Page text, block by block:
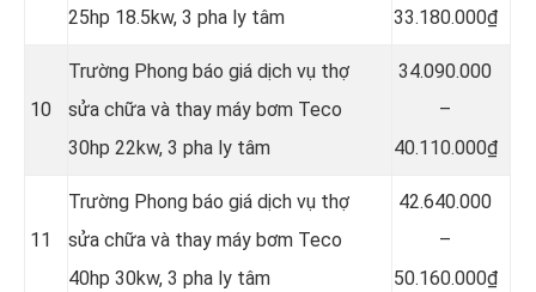
25hp 18.5kw, 3 pha ly tâm
33.180.000₫
10
Trường Phong báo giá dịch vụ thợ
sửa chữa và thay máy bơm Teco
30hp 22kw, 3 pha ly tâm
34.090.000
–
40.110.000₫
11
Trường Phong báo giá dịch vụ thợ
sửa chữa và thay máy bơm Teco
40hp 30kw, 3 pha ly tâm
42.640.000
–
50.160.000₫